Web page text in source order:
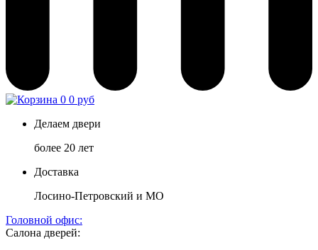
0 0 руб
Делаем двери
более 20 лет
Доставка
Лосино-Петровский и МО
Головной офис:
Салона дверей: